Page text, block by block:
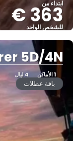
ابتداء من
363 €
للشخص الواحد
5D/4N
1 الأماكن 4 ليال
باقة عطلات